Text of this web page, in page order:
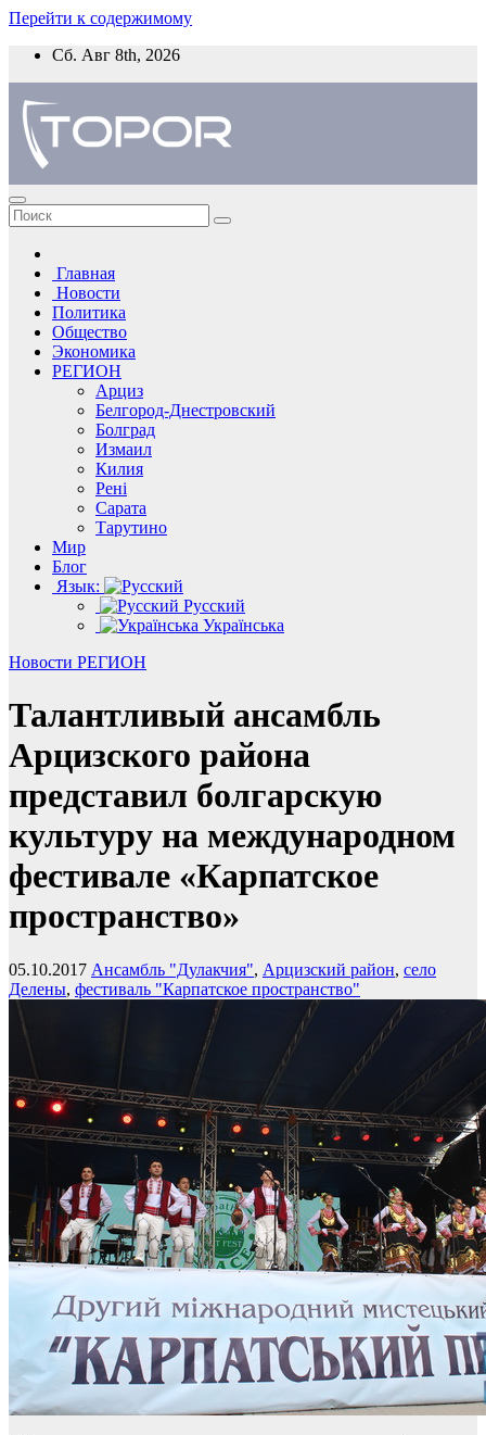
Перейти к содержимому
Сб. Авг 8th, 2026
Главная
Новости
Политика
Общество
Экономика
РЕГИОН
Арциз
Белгород-Днестровский
Болград
Измаил
Килия
Рені
Сарата
Тарутино
Мир
Блог
Язык:
Русский
Українська
Новости РЕГИОН
Талантливый ансамбль
Арцизского района
представил болгарскую
культуру на международном
фестивале «Карпатское
пространство»
05.10.2017 Ансамбль "Дулакчия", Арцизский район, село
Делены, фестиваль "Карпатское пространство"